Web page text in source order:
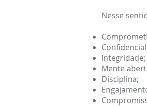
Nesse
Integridade;
Mente
Disciplina;